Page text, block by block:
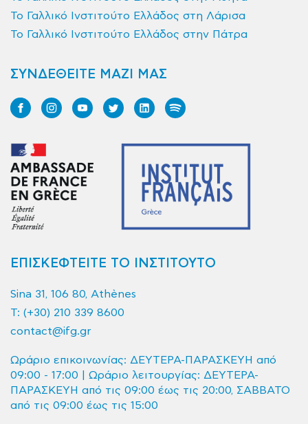
Το Γαλλικό Ινστιτούτο Ελλάδος στη Λάρισα
Το Γαλλικό Ινστιτούτο Ελλάδος στην Πάτρα
ΣΥΝΔΕΘΕΙΤΕ ΜΑΖΙ ΜΑΣ
ΕΠΙΣΚΕΦΤΕΙΤΕ ΤΟ ΙΝΣΤΙΤΟΥΤΟ
Sina 31, 106 80, Athènes
T: (+30) 210 339 8600
contact@ifg.gr
Ωράριο επικοινωνίας: ΔΕΥΤΕΡΑ-ΠΑΡΑΣΚΕΥΗ από
09:00 - 17:00 | Ωράριο λειτουργίας: ΔΕΥΤΕΡΑ-
ΠΑΡΑΣΚΕΥΗ από τις 09:00 έως τις 20:00, ΣΑΒΒΑΤΟ
από τις 09:00 έως τις 15:00